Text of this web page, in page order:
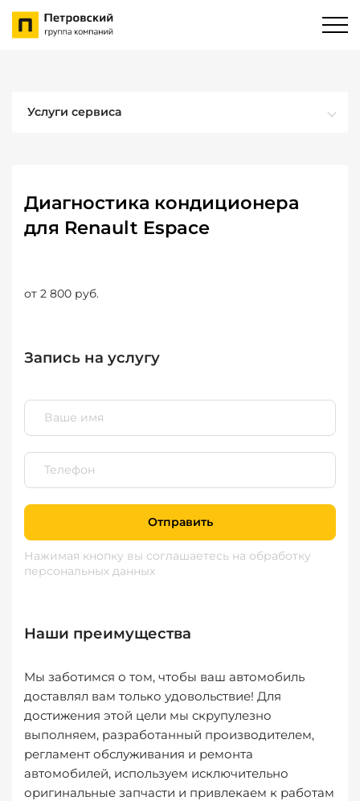
Услуги сервиса
Диагностика кондиционера
для Renault Espace
от 2 800 руб.
Запись на услугу
Отправить
Нажимая кнопку вы соглашаетесь на обработку
персональных данных
Наши преимущества
Мы заботимся о том, чтобы ваш автомобиль
доставлял вам только удовольствие! Для
достижения этой цели мы скрупулезно
выполняем, разработанный производителем,
регламент обслуживания и ремонта
автомобилей, используем исключительно
оригинальные запчасти и привлекаем к работам